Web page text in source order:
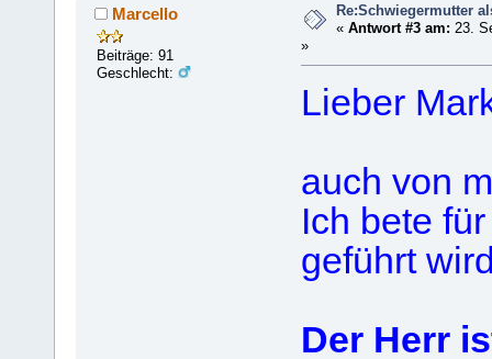
Marcello
Beiträge: 91
Geschlecht:
Re:Schwiegermutter
«Antwort #3 am: 23.
»
Lieber
auch von
Ich bete
geführt
Der Herr